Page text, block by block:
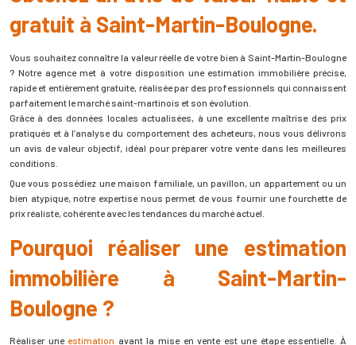
gratuit à Saint-Martin-Boulogne.
Vous souhaitez connaître la valeur réelle de votre bien à Saint-Martin-Boulogne
? Notre agence met à votre disposition une estimation immobilière précise,
rapide et entièrement gratuite, réalisée par des professionnels qui connaissent
parfaitement le marché saint-martinois et son évolution.
Grâce à des données locales actualisées, à une excellente maîtrise des prix
pratiqués et à l’analyse du comportement des acheteurs, nous vous délivrons
un avis de valeur objectif, idéal pour préparer votre vente dans les meilleures
conditions.
Que vous possédiez une maison familiale, un pavillon, un appartement ou un
bien atypique, notre expertise nous permet de vous fournir une fourchette de
prix réaliste, cohérente avec les tendances du marché actuel.
Pourquoi réaliser une estimation
immobilière à Saint-Martin-
Boulogne ?
Réaliser une estimation avant la mise en vente est une étape essentielle. À